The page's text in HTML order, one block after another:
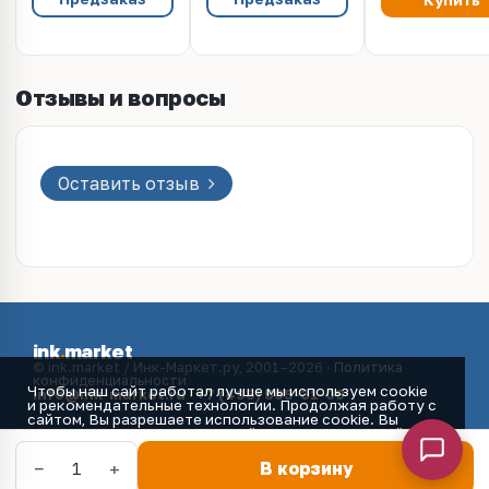
Отзывы и вопросы
Оставить отзыв
− 1 + В корзину
ink.market
© ink.market / Инк-Маркет.ру, 2001–2026 · Политика
конфиденциальности
info@ink-market.ru·+7 (495) 565-31-09
Чтобы наш сайт работал лучше мы используем cookie
и рекомендательные технологии. Продолжая работу с
сайтом, Вы разрешаете использование cookie. Вы
всегда можете отключить файлы cookie в настройках
Вашего браузера.
Принять